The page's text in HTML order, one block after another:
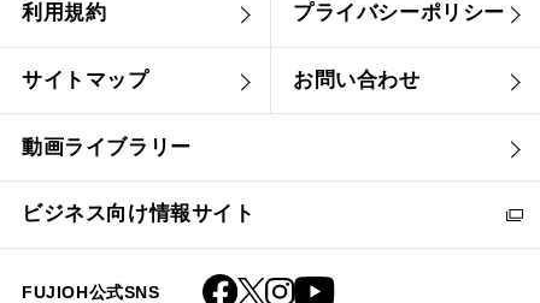
利用規約 プライバシーポリシー
サイトマップ お問い合わせ
動画ライブラリー
ビジネス向け情報サイト
FUJIOH公式SNS